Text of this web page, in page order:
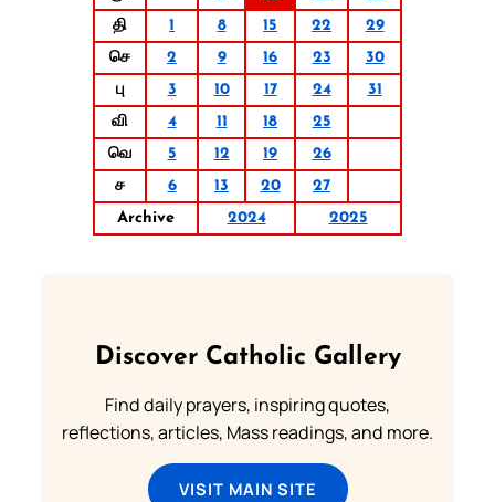
தி
1 8 15 22
29
செ
2 9 16 23
30
பு
3 10 17 24
31
வி
4 11 18
25
வெ
5 12 19
26
ச
6 13 20
27
Archive
2024 2025
Discover Catholic Gallery
Find daily prayers, inspiring quotes,
reflections, articles, Mass readings, and more.
VISIT MAIN SITE